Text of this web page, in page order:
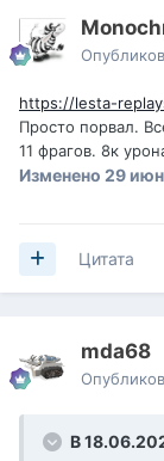
https://lesta-
Просто порвал.
11 фрагов. 8к
Изменено 29
Цитата
mda68
В